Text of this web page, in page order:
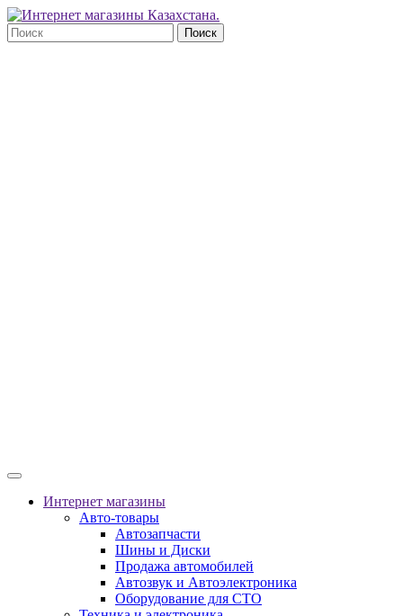
Поиск
Интернет магазины
Авто-товары
Автозапчасти
Шины и Диски
Продажа автомобилей
Автозвук и Автоэлектроника
Оборудование для СТО